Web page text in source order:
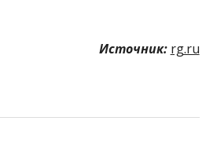
Источник: rg.ru